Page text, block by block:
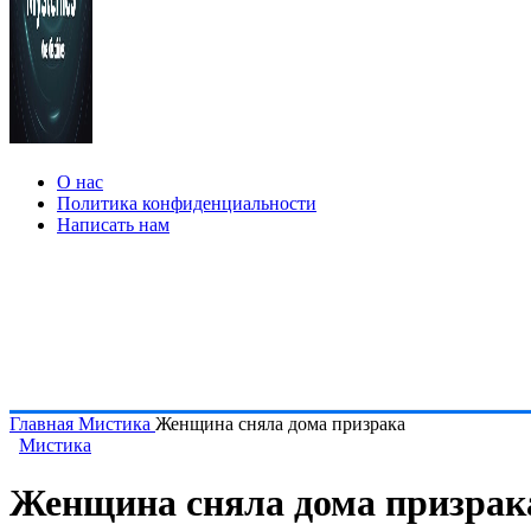
О нас
Политика конфиденциальности
Написать нам
Главная Мистика Женщина сняла дома призрака
Мистика
Женщина сняла дома